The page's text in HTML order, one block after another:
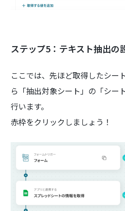
ステップ5：テキスト抽出の
ここでは、先ほど取得したシー
ら「抽出対象シート」の「シー
行います。
赤枠をクリックしましょう！